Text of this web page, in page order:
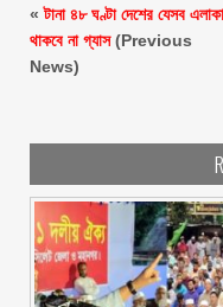
«টানা ৪৮ ঘণ্টা দেশের যেসব
থাকবে না গ্যাস(Previous
News)